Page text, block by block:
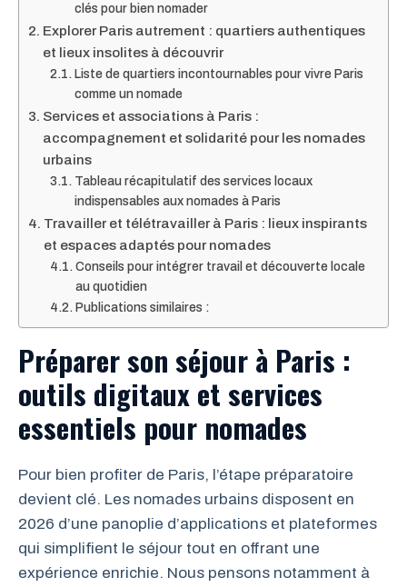
clés pour bien nomader
Explorer Paris autrement : quartiers authentiques
et lieux insolites à découvrir
Liste de quartiers incontournables pour vivre Paris
comme un nomade
Services et associations à Paris :
accompagnement et solidarité pour les nomades
urbains
Tableau récapitulatif des services locaux
indispensables aux nomades à Paris
Travailler et télétravailler à Paris : lieux inspirants
et espaces adaptés pour nomades
Conseils pour intégrer travail et découverte locale
au quotidien
Publications similaires :
Préparer son séjour à Paris :
outils digitaux et services
essentiels pour nomades
Pour bien profiter de Paris, l’étape préparatoire
devient clé. Les nomades urbains disposent en
2026 d’une panoplie d’applications et plateformes
qui simplifient le séjour tout en offrant une
expérience enrichie. Nous pensons notamment à